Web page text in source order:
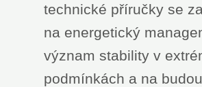
technické příručky se
na energetický
význam stability v
podmínkách a na